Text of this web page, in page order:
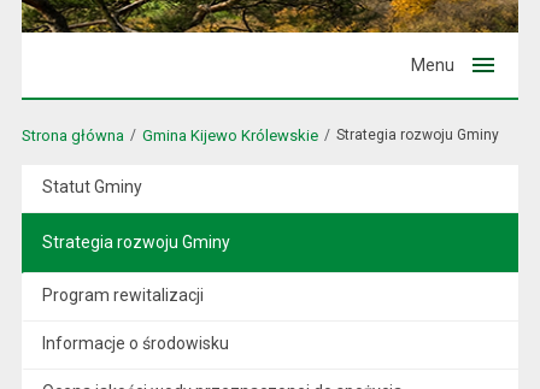
Menu
Strona główna Gmina Kijewo Królewskie Strategia rozwoju Gminy
Statut Gminy
Strategia rozwoju Gminy
Program rewitalizacji
Informacje o środowisku